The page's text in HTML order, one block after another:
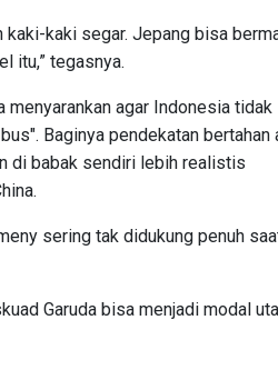
kaki-kaki segar. Jepang bisa
itu,” tegasnya.
menyarankan agar Indonesia tidak
Baginya pendekatan bertahan
di babak sendiri lebih realistis
sering tak didukung penuh
Garuda bisa menjadi modal